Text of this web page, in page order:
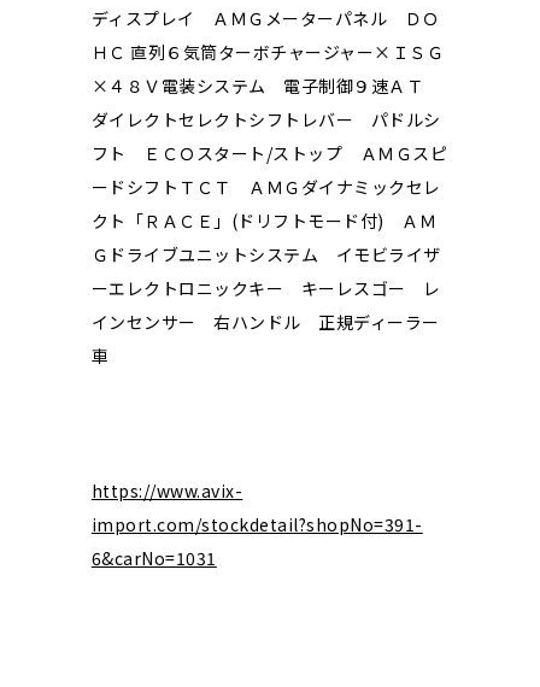
ディスプレイ ＡＭＧメーターパネル ＤＯ
ＨＣ 直列６気筒ターボチャージャー×ＩＳＧ
×４８Ｖ電装システム 電子制御９速ＡＴ
ダイレクトセレクトシフトレバー パドルシ
フト ＥＣＯスタート/ストップ ＡＭＧスピ
ードシフトＴＣＴ ＡＭＧダイナミックセレ
クト「ＲＡＣＥ」(ドリフトモード付) ＡＭ
Ｇドライブユニットシステム イモビライザ
ーエレクトロニックキー キーレスゴー レ
インセンサー 右ハンドル 正規ディーラー
車
https://www.avix-
import.com/stockdetail?shopNo=391-
6&carNo=1031